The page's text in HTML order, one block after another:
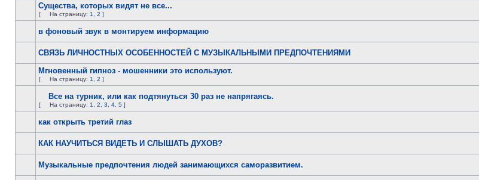
Существа, которых видят не все...
[ На страницу: 1 2 ]
в фоновый звук в монтируем информацию
СВЯЗЬ ЛИЧНОСТНЫХ ОСОБЕННОСТЕЙ С МУЗЫКАЛЬНЫМИ ПРЕДПОЧТЕНИЯМИ
Мгновенный гипноз - мошенники это используют.
[ На страницу: 1 2 ]
Все на турник, или как подтянуться 30 раз не напрягаясь.
[ На страницу: 1 2 3 4 5 ]
как открыть третий глаз
КАК НАУЧИТЬСЯ ВИДЕТЬ И СЛЫШАТЬ ДУХОВ?
Музыкальные предпочтения людей занимающихся саморазвитием.